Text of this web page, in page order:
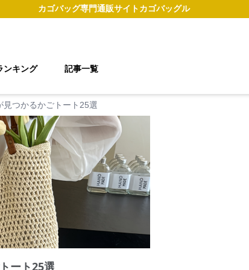
カゴバッグ専門通販サイトカゴバッグル
ンキング 記事一覧
見つかるかごトート25選
ート25選